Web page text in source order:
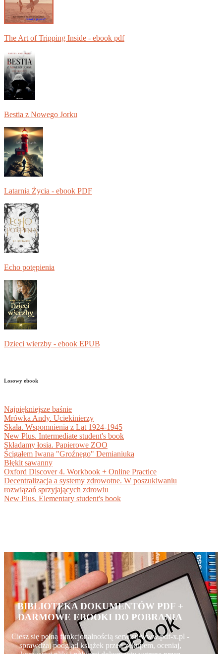
The Art of Tripping Inside - ebook pdf
Bestia z Nowego Jorku
Latarnia Życia - ebook PDF
Echo potępienia
Dzieci wierzby - ebook EPUB
Losowy ebook
Najpiękniejsze baśnie
Mrówka Andy. Uciekinierzy
Skała. Wspomnienia z Lat 1924-1945
New Plus. Intermediate student's book
Składamy łosia. Papierowe ZOO
Ścigałem Iwana "Groźnego" Demianiuka
Błękit sawanny
Oxford Discover 4. Workbook + Online Practice
Decentralizacja a systemy zdrowotne. W poszukiwaniu
rozwiązań sprzyjających zdrowiu
New Plus. Elementary student's book
BIBLIOTEKA DOKUMENTÓW PDF +
DARMOWE EBOOKI DO POBRANIA
Ciesz się pełną funkcjonalnością serwisu www.pdf-x.pl -
sprawdzaj podgląd książek przed zakupem, oceniaj,